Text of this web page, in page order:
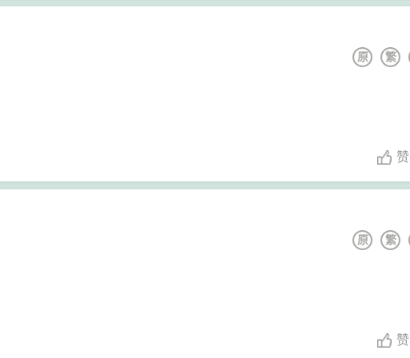
繁
原
赞
繁
原
赞